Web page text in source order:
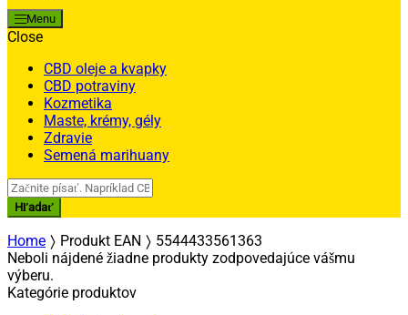
Menu
Close
CBD oleje a kvapky
CBD potraviny
Kozmetika
Maste, krémy, gély
Zdravie
Semená marihuany
Search
for:
Hľadať
Home Produkt EAN
5544433561363
Neboli nájdené žiadne produkty zodpovedajúce vášmu
výberu.
Kategórie produktov